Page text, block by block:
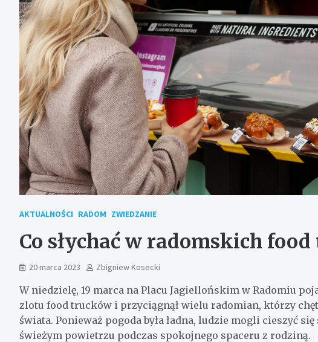
AKTUALNOŚCI RADOM ZWIEDZANIE
Co słychać w radomskich
20 marca 2023 Zbigniew Kosecki
W niedzielę, 19 marca na Placu Jagiellońskim w Radomiu
zlotu food trucków i przyciągnął wielu radomian, którzy
świata. Ponieważ pogoda była ładna, ludzie mogli cieszyć
świeżym powietrzu podczas spokojnego spaceru z rodziną.